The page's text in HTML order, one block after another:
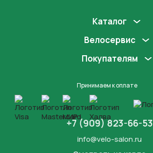
Каталог
Велосервис
Покупателям
Принимаем к оплате
+7 (909) 823-66-53
info@velo-salon.ru